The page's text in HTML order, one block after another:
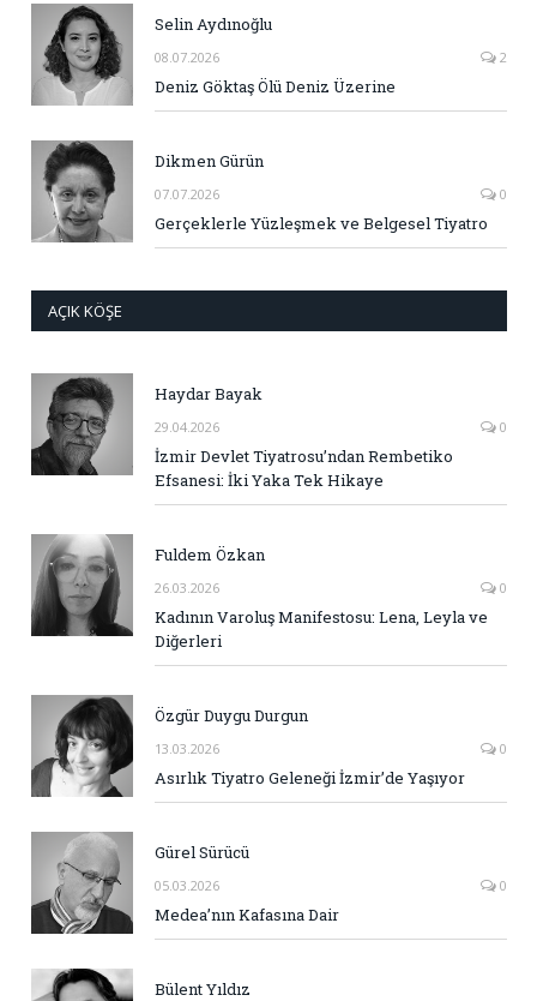
Selin Aydınoğlu
08.07.2026 2
Deniz Göktaş Ölü Deniz Üzerine
Dikmen Gürün
07.07.2026 0
Gerçeklerle Yüzleşmek ve Belgesel Tiyatro
AÇIK KÖŞE
Haydar Bayak
29.04.2026 0
İzmir Devlet Tiyatrosu’ndan Rembetiko
Efsanesi: İki Yaka Tek Hikaye
Fuldem Özkan
26.03.2026 0
Kadının Varoluş Manifestosu: Lena, Leyla ve
Diğerleri
Özgür Duygu Durgun
13.03.2026 0
Asırlık Tiyatro Geleneği İzmir’de Yaşıyor
Gürel Sürücü
05.03.2026 0
Medea’nın Kafasına Dair
Bülent Yıldız